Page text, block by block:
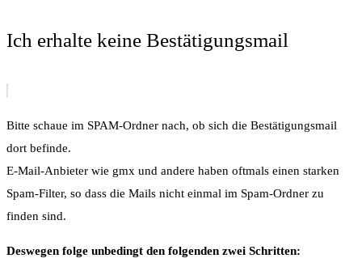
Ich erhalte keine Bestätigungsmail
Bitte schaue im SPAM-Ordner nach, ob sich die Bestätigungsmail
dort befinde.
E-Mail-Anbieter wie gmx und andere haben oftmals einen starken
Spam-Filter, so dass die Mails nicht einmal im Spam-Ordner zu
finden sind.
Deswegen folge unbedingt den folgenden zwei Schritten: